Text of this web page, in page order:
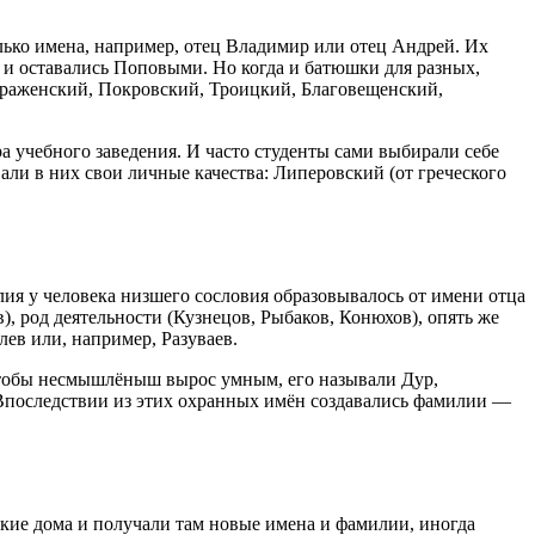
имена, например, отец Владимир или отец Андрей. Их
оставались Поповыми. Но когда и батюшки для разных,
Покровский, Троицкий, Благовещенский,
заведения. И часто студенты сами выбирали себе
в них свои личные качества: Липеровский (от греческого
человека низшего сословия образовывалось от имени отца
деятельности (Кузнецов, Рыбаков, Конюхов), опять же
или, например, Разуваев.
несмышлёныш вырос умным, его называли Дур,
из этих охранных имён создавались фамилии —
дома и получали там новые имена и фамилии, иногда